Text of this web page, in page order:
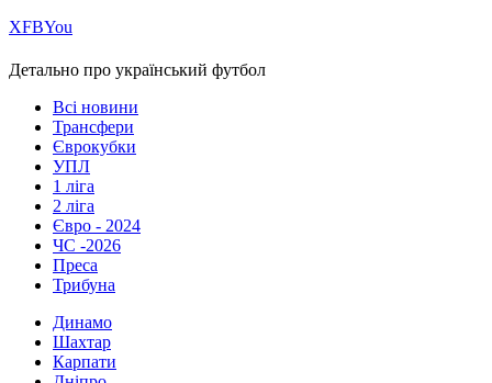
ХFBYou
Детально про український футбол
Всі новини
Трансфери
Єврокубки
УПЛ
1 ліга
2 ліга
Євро - 2024
ЧС -2026
Преса
Трибуна
Динамо
Шахтар
Карпати